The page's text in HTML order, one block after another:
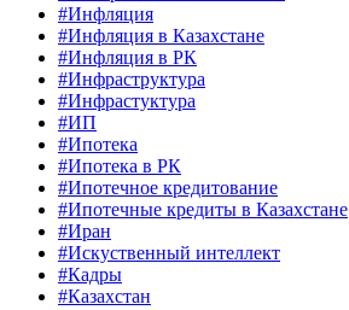
#Инфляция
#Инфляция в Казахстане
#Инфляция в РК
#Инфраструктура
#Инфрастуктура
#ИП
#Ипотека
#Ипотека в РК
#Ипотечное кредитование
#Ипотечные кредиты в Казахстане
#Иран
#Искуственный интеллект
#Кадры
#Казахстан